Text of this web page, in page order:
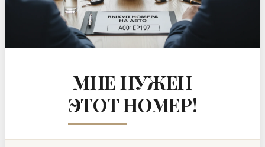
МНЕ НУЖЕН
ЭТОТ НОМЕР!